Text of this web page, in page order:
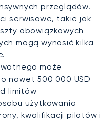
przeglądów.
serwisowe, takie jak
obowiązkowych
mogą wynosić kilka
może
nawet 500 000 USD
limitów
użytkowania
kwalifikacji pilotów i